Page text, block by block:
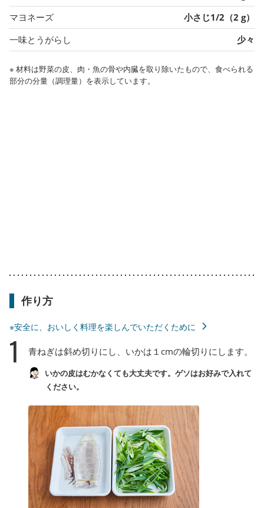
マヨネーズ
小さじ1/2（2 g）
一味とうがらし
少々
※ 材料は野菜の皮、肉・魚の骨や内臓を取り除いたもので、食べられる
部分の分量（調理量）を表示しています。
作り方
※安全に、おいしく料理を楽しんでいただくために
1 青ねぎは斜め切りにし、いかは１cmの輪切りにします。
いかの皮はむかなくても大丈夫です。ゲソはお好みで入れて
ください。